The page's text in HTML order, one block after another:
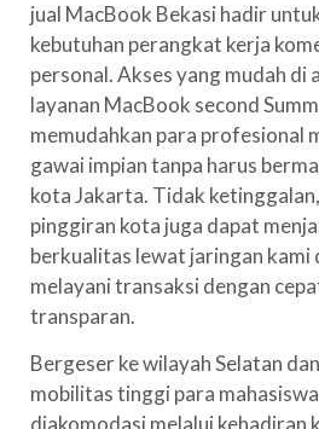
jual MacBook Bekasi hadir
kebutuhan perangkat kerja
personal. Akses yang mudah di
layanan MacBook second
memudahkan para profesional
gawai impian tanpa harus
kota Jakarta. Tidak
pinggiran kota juga dapat
berkualitas lewat jaringan kami
melayani transaksi dengan
transparan.
Bergeser ke wilayah Selatan
mobilitas tinggi para